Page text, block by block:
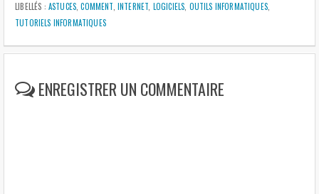
e
b
o
k
t
s
A
p
t
t
e
i t
s
r
LIBELLÉS : ASTUCES ,COMMENT INTERNET LOGICIELS OUTILS INFORMATIQUES,
TUTORIELS INFORMATIQUES
ENREGISTRER UN COMMENTAIRE